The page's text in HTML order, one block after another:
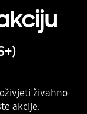
živahno
akcije.